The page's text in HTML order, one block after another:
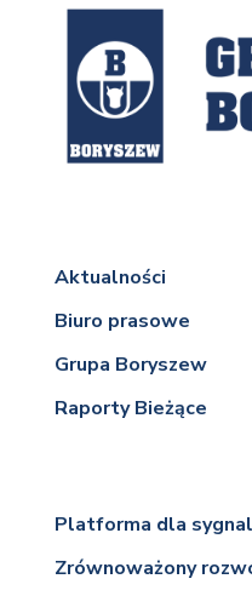
Aktualności
Biuro prasowe
Grupa Boryszew
Raporty Bieżące
Platforma dla
Zrównoważony